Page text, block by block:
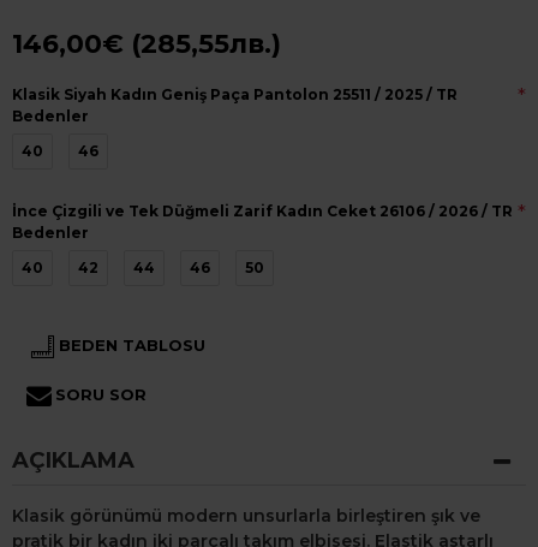
146,00€ (285,55лв.)
Klasik Siyah Kadın Geniş Paça Pantolon 25511 / 2025 / TR
Bedenler
40
46
İnce Çizgili ve Tek Düğmeli Zarif Kadın Ceket 26106 / 2026 / TR
Bedenler
40
42 44 46 50
BEDEN TABLOSU
SORU SOR
AÇIKLAMA
Klasik görünümü modern unsurlarla birleştiren şık ve
pratik bir kadın iki parçalı takım elbisesi. Elastik astarlı